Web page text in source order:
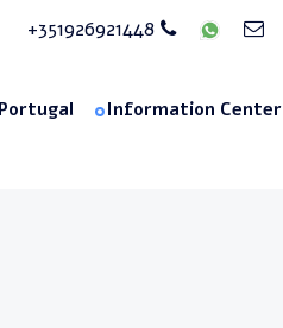
+351926921448
Information Center